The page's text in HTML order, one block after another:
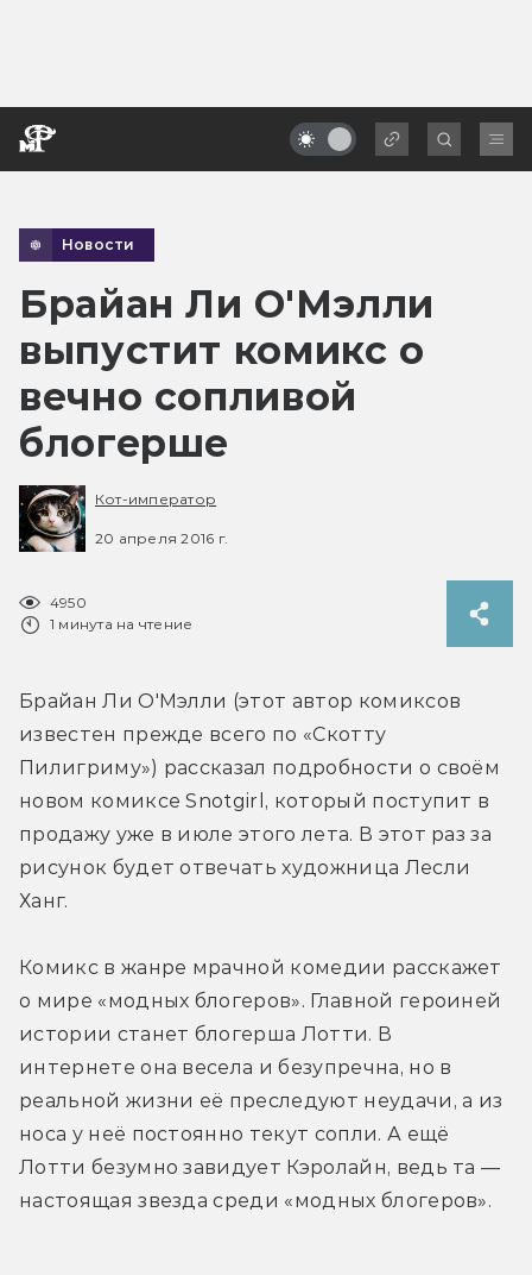
Новости
Брайан Ли О'Мэлли
выпустит комикс о
вечно сопливой
блогерше
Кот-император
20 апреля 2016 г.
4950
1 минута на чтение
Брайан Ли О'Мэлли (этот автор комиксов
известен прежде всего по «Скотту
Пилигриму») рассказал подробности о своём
новом комиксе Snotgirl, который поступит в
продажу уже в июле этого лета. В этот раз за
рисунок будет отвечать художница Лесли
Ханг.
Комикс в жанре мрачной комедии расскажет
о мире «модных блогеров». Главной героиней
истории станет блогерша Лотти. В
интернете она весела и безупречна, но в
реальной жизни её преследуют неудачи, а из
носа у неё постоянно текут сопли. А ещё
Лотти безумно завидует Кэролайн, ведь та —
настоящая звезда среди «модных блогеров».